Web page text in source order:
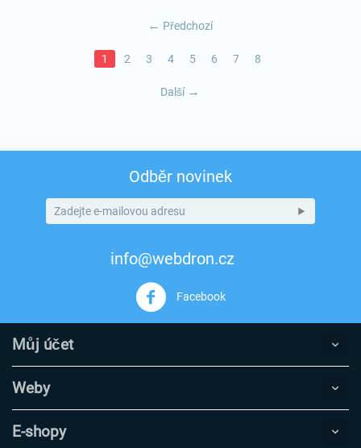
Předchozí
1 2 3 4 5 6 7 8
Další
Odběr novinek
info@webdron.cz
Facebook
Můj účet
Weby
E-shopy